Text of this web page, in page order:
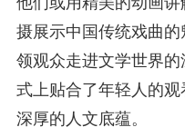
摄展示中国传统戏曲
领观众走进文学世界
式上贴合了年轻人的
深厚的人文底蕴。